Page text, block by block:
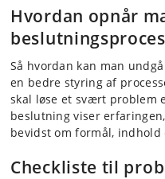
Hvordan opnår
Så hvordan kan man
en bedre styring af
skal løse et svært problem
beslutning viser
bevidst om formål,
Checkliste til